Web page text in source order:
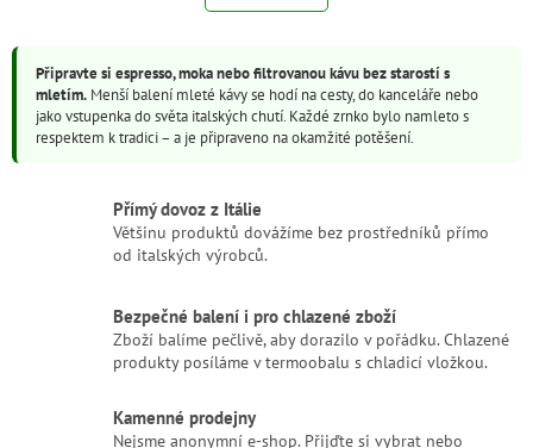
l
a
c
í
p
y
v
i
s
u
k
á
n
í
Připravte si espresso, moka nebo filtrovanou kávu bez starostí s
mletím.Menší balení mleté kávy se hodí na cesty, do kanceláře nebo
jako vstupenka do světa italských chutí. Každé zrnko bylo namleto s
respektem k tradici – a je připraveno na okamžité potěšení.
Přímý dovoz z Itálie
Většinu produktů dovážíme bez prostředníků přímo
od italských výrobců.
Bezpečné balení i pro chlazené zboží
Zboží balíme pečlivě, aby dorazilo v pořádku. Chlazené
produkty posíláme v termoobalu s chladicí vložkou.
Kamenné prodejny
Nejsme anonymní e-shop. Přijďte si vybrat nebo